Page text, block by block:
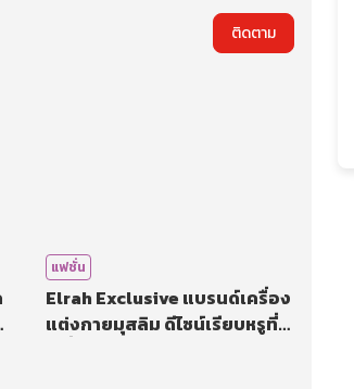
ติดตาม
แฟชั่น
Elrah Exclusive แบรนด์เครื่อง
แต่งกายมุสลิม ดีไซน์เรียบหรูที่